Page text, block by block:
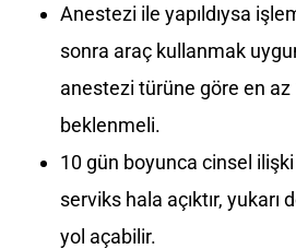
Anestezi ile yapıldıysa
sonra araç kullanmak
anestezi türüne göre en az
beklenmeli.
10 gün boyunca cinsel
serviks hala açıktır, yukarı
yol açabilir.